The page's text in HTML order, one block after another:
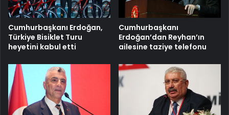
Cumhurbaşkanı Erdoğan,
Türkiye Bisiklet Turu
heyetini kabul etti
Cumhurbaşkanı
Erdoğan’dan Reyhan’ın
ailesine taziye telefonu